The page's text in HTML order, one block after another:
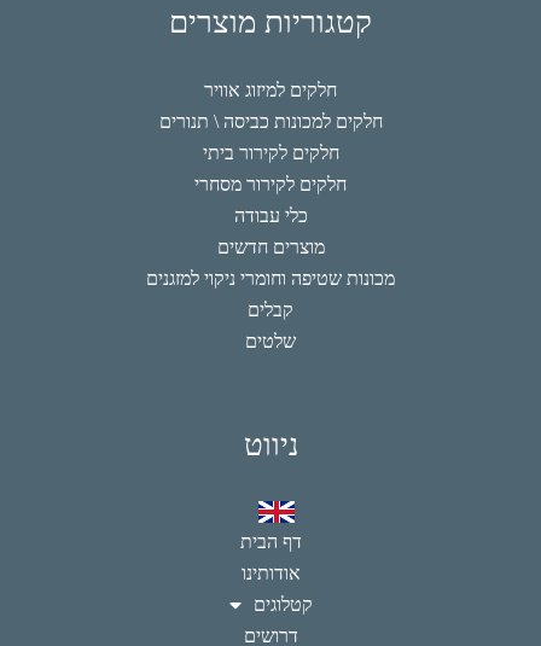
קטגוריות מוצרים
חלקים למיזוג אוויר
חלקים למכונות כביסה \ תנורים
חלקים לקירור ביתי
חלקים לקירור מסחרי
כלי עבודה
מוצרים חדשים
מכונות שטיפה וחומרי ניקוי למזגנים
קבלים
שלטים
ניווט
דף הבית
אודותינו
קטלוגים
דרושים